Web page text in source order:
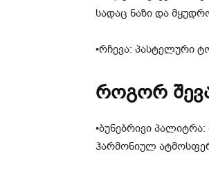
სადაც ნაზი და
•რჩევა: პასტელური
როგორ
•ბუნებრივი
ჰარმონიულ